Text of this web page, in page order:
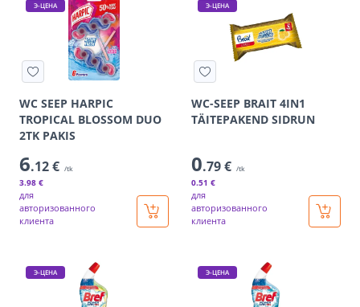
Э-ЦЕНА
WC SEEP HARPIC
TROPICAL BLOSSOM DUO
2TK PAKIS
6.12 € /tk
3.98 €
для
авторизованного
клиента
Э-ЦЕНА
WC-SEEP BRAIT 4IN1
TÄITEPAKEND SIDRUN
0.79 € /tk
0.51 €
для
авторизованного
клиента
Э-ЦЕНА Э-ЦЕНА